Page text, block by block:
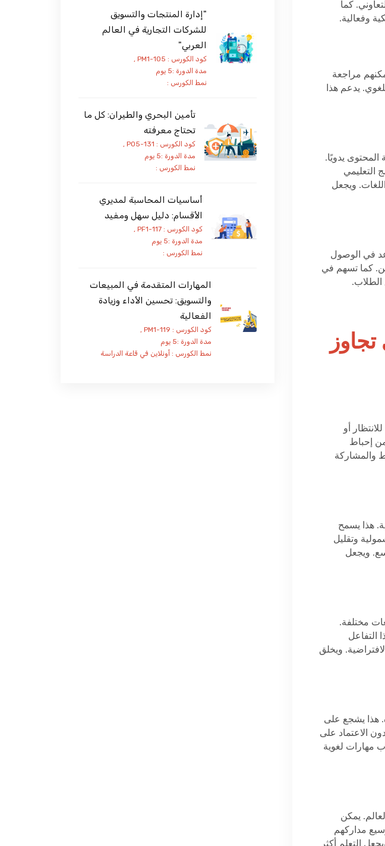
كما
وفعالية.
مراجعة
يدعم هذا
يدويًا.
التعليمي
ويجعل
في الوصول
كما تسهم في
الطلاب.
أو
إحباط
والمشاركة
هذا يسمح
وتقليل
ويجعل
مختلفة.
التفاعل
ويخلق
هذا يشجع على
الاعتماد على
مهارات لغوية
يمكن
مداركهم
"إدارة المنتجات والتسويق
للشركات التجارية في العالم
العربي"
كود الكورس : PM1-105 ,
مدة الدورة :5 يوم
نمط الكورس :
تأمين البحري والطيران: كل ما
تحتاج معرفته
كود الكورس : PO5-131 ,
مدة الدورة :5 يوم
نمط الكورس :
أساسيات المحاسبة لمديري
الأقسام: دليل سهل ومفيد
كود الكورس : PF1-117 ,
مدة الدورة :5 يوم
نمط الكورس :
المهارات المتقدمة في المبيعات
والتسويق: تحسين الأداء وزيادة
الفعالية
كود الكورس : PM1-119 ,
مدة الدورة :5 يوم
نمط الكورس :أونلاين في قاعة الدراسة